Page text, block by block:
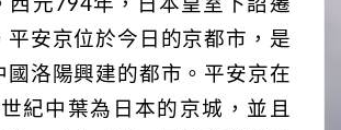
平安京位於今日的京都市，是
國洛陽興建的都市。平安京在
紀中葉為日本的京城，並且